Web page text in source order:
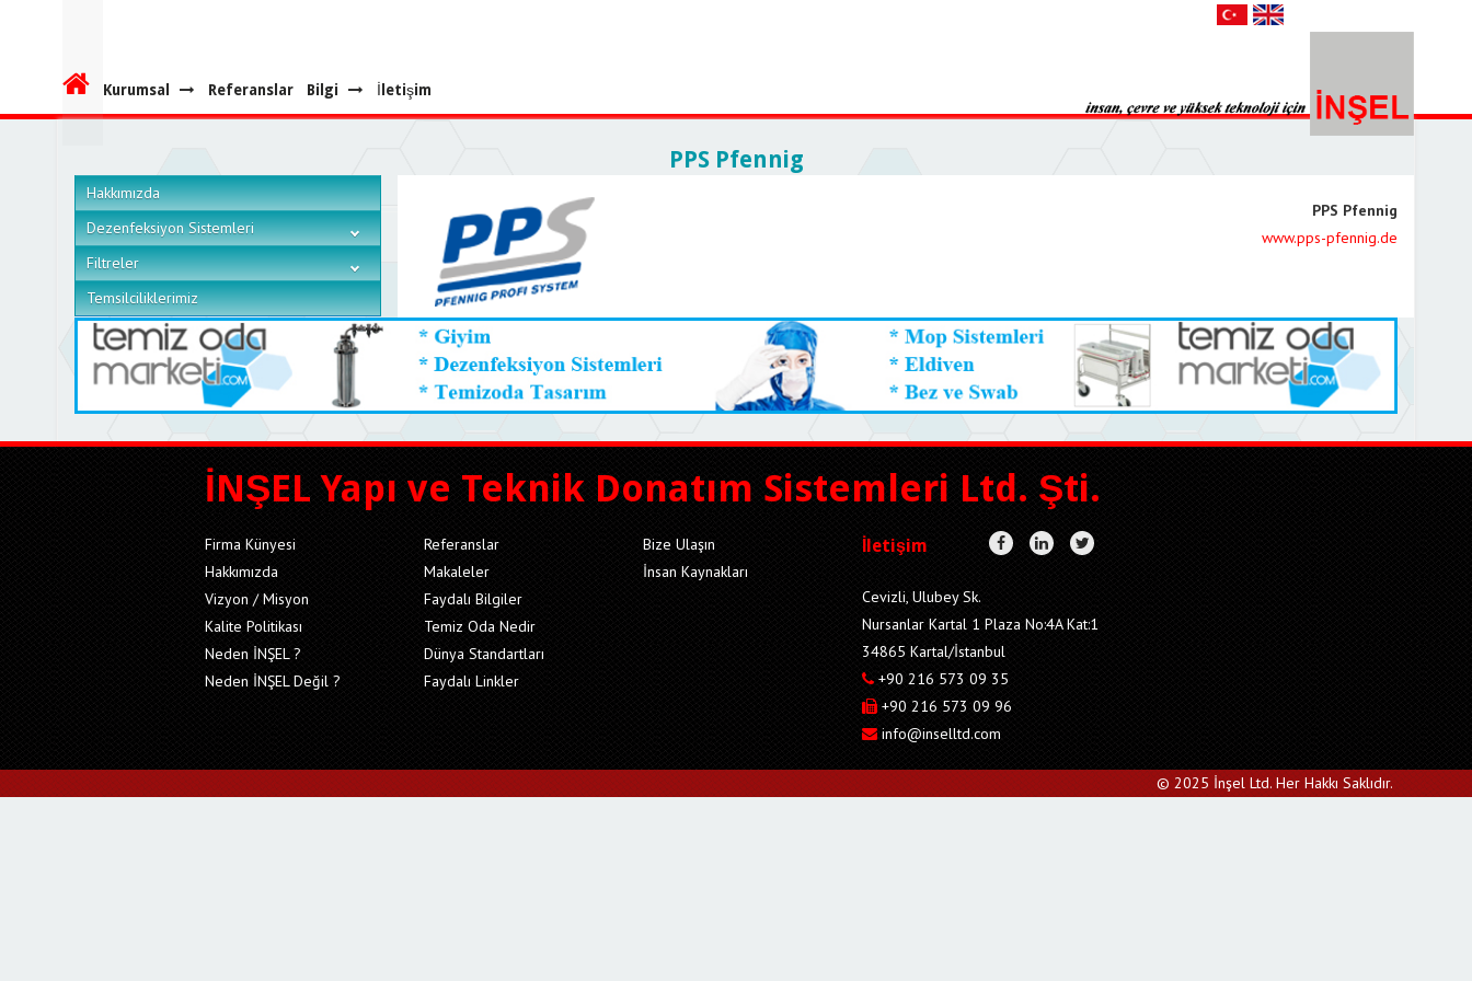
Kurumsal Referanslar Bilgi İletişim
PPS Pfennig
Hakkımızda
Dezenfeksiyon Sistemleri
Filtreler
Temsilciliklerimiz
PPS Pfennig
www.pps-pfennig.de
İNŞEL Yapı ve Teknik Donatım Sistemleri Ltd. Şti.
Firma Künyesi
Hakkımızda
Vizyon / Misyon
Kalite Politikası
Neden İNŞEL ?
Neden İNŞEL Değil ?
Referanslar
Makaleler
Faydalı Bilgiler
Temiz Oda Nedir
Dünya Standartları
Faydalı Linkler
Bize Ulaşın
İnsan Kaynakları
İletişim
Cevizli, Ulubey Sk.
Nursanlar Kartal 1 Plaza No:4A Kat:1
34865 Kartal/İstanbul
+90 216 573 09 35
+90 216 573 09 96
info@inselltd.com
© 2025 İnşel Ltd. Her Hakkı Saklıdır.